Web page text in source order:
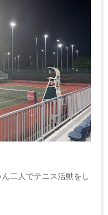
二人でテニス活動をし